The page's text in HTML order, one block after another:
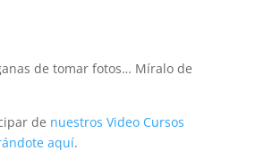
de tomar fotos… Míralo de
de nuestros Video Cursos
aquí.